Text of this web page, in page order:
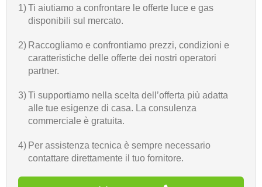
1)Ti aiutiamo a confrontare le offerte luce e gas
disponibili sul mercato.
2) Raccogliamo e confrontiamo prezzi, condizioni e
caratteristiche delle offerte dei nostri operatori
partner.
3)Ti supportiamo nella scelta dell’offerta più adatta
alle tue esigenze di casa. La consulenza
commerciale è gratuita.
4) Per assistenza tecnica è sempre necessario
contattare direttamente il tuo fornitore.